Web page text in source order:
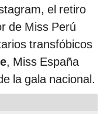
el retiro
de Miss Perú
transfóbicos
, Miss España
la gala nacional.